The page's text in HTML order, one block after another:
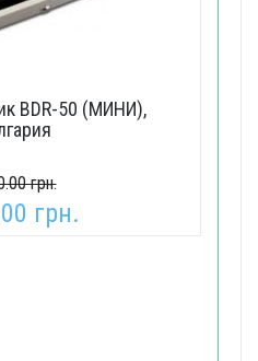
BDR-50 (МИНИ),
грн.
грн.